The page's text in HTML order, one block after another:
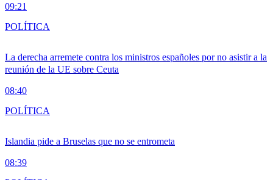
09:21
La derecha arremete contra los ministros españoles por no asistir a la
reunión de la UE sobre Ceuta
08:40
POLÍTICA
Islandia pide a Bruselas que no se entrometa
08:39
POLÍTICA